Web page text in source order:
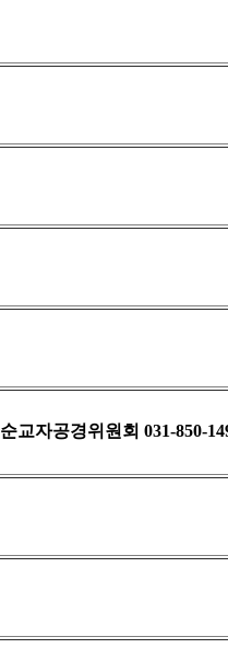
순교자공경위원회 031-850-